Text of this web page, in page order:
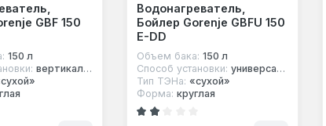
GBF 150
150 л
вертикальный
Водонагреватель,
Бойлер Gorenje GBFU 150
E-DD
Объем бака: 150 л
Способ установки: универсальный
Тип ТЭНа: «сухой»
Форма: круглая
Средний рейтинг 1.67 из 5 звезд